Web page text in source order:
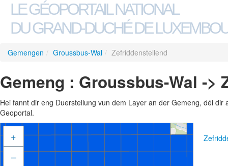
LE GÉOPORTAIL NATIONAL
DU GRAND-DUCHÉ DE
Gemengen / Groussbus-Wal / Zefriddenstellend
Gemeng : Groussbus-Wal ->
Hei fannt dir eng Duerstellung vun dem Layer an der Gemeng, déi
Geoportal.
+
–